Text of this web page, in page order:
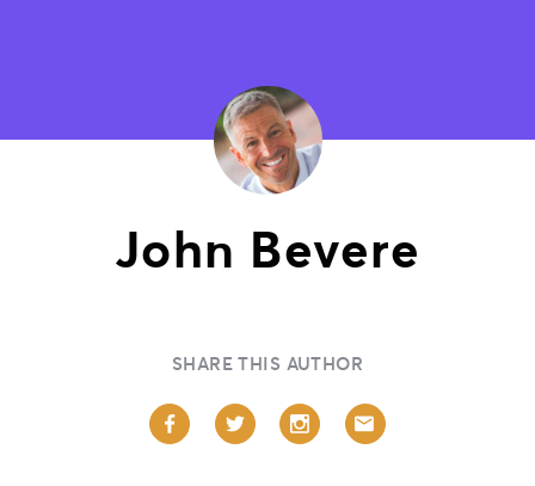
John Bevere
SHARE THIS AUTHOR